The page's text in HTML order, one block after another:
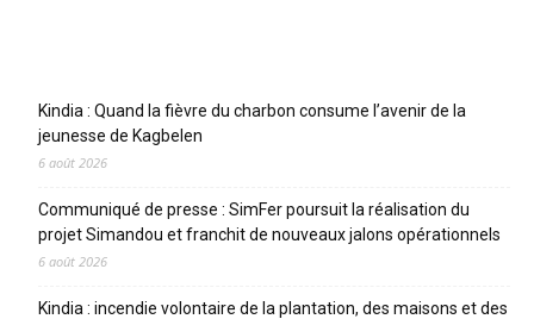
Kindia : Quand la fièvre du charbon consume l’avenir de la
jeunesse de Kagbelen
6 août 2026
Communiqué de presse : SimFer poursuit la réalisation du
projet Simandou et franchit de nouveaux jalons opérationnels
6 août 2026
Kindia : incendie volontaire de la plantation, des maisons et des